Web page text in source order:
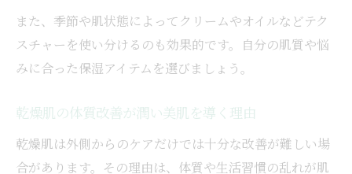
また、季節や肌状態によってクリームやオイルなどテク
スチャーを使い分けるのも効果的です。自分の肌質や悩
みに合った保湿アイテムを選びましょう。
乾燥肌の体質改善が潤い美肌を導く理由
乾燥肌は外側からのケアだけでは十分な改善が難しい場
合があります。その理由は、体質や生活習慣の乱れが肌